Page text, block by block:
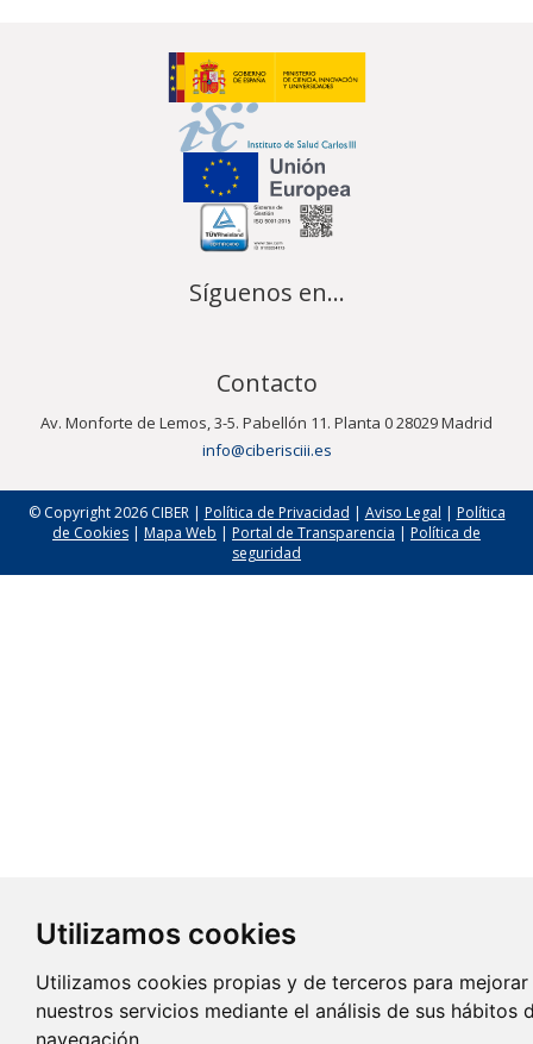
Utilizamos cookies
Utilizamos cookies propias y de terceros para mejorar
nuestros servicios mediante el análisis de sus hábitos
navegación.
Síguenos en...
Contacto
Av. Monforte de Lemos, 3-5. Pabellón 11. Planta 0 28029 Madrid
info@ciberisciii.es
© Copyright 2026 CIBER | Política de Privacidad | Aviso Legal | Política
de Cookies | Mapa Web | Portal de Transparencia | Política de
seguridad